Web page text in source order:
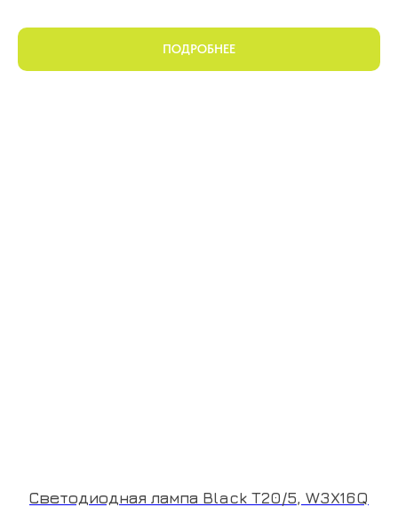
ПОДРОБНЕЕ
Светодиодная лампа Black T20/5, W3X16Q